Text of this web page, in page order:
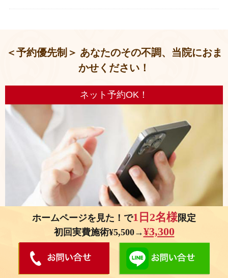
＜予約優先制＞ あなたのその不調、当院におま
かせください！
ネット予約OK！
お気軽にお問い合せください。2,3日前にご予約いただくとスムーズで
す。※お急ぎや当日予約の方はお電話をおすすめします。
ホームページを見た！で1日2名様限定
初回実費施術¥5,500→¥3,300